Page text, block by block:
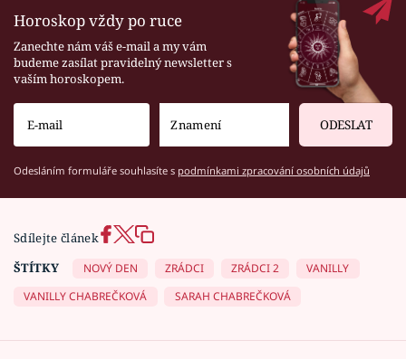
Horoskop vždy po ruce
Zanechte nám váš e-mail a my vám
budeme zasílat pravidelný newsletter s
vaším horoskopem.
ODESLAT
Odesláním formuláře souhlasíte s podmínkami zpracování osobních údajů
Sdílejte článek
ŠTÍTKY
NOVÝ DEN ZRÁDCI ZRÁDCI 2
VANILLY
VANILLY CHABREČKOVÁ
SARAH CHABREČKOVÁ